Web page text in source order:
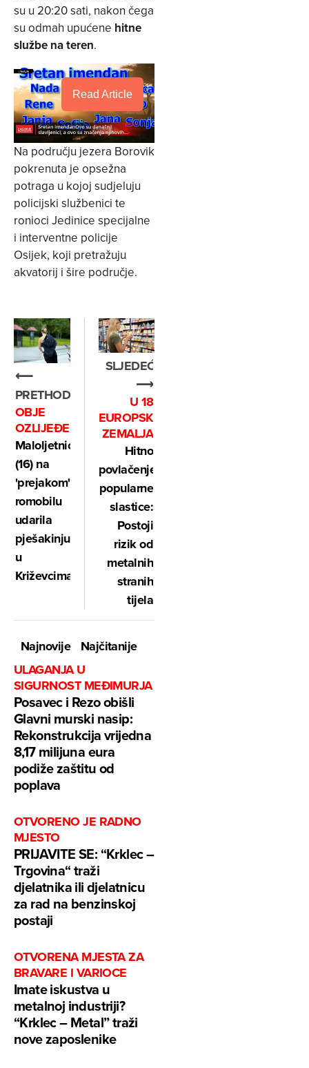
su u 20:20 sati, nakon čega
su odmah upućene hitne
službe na teren.
Read Article
Na području jezera Borovik
pokrenuta je opsežna
potraga u kojoj sudjeluju
policijski službenici te
ronioci Jedinice specijalne
i interventne policije
Osijek, koji pretražuju
akvatorij i šire područje.
⟵
PRETHODNO
OBJE
OZLIJEĐENE
Maloljetnica
(16) na
'prejakom'
romobilu
udarila
pješakinju
u
Križevcima
SLJEDEĆE
⟶
U 18
EUROPSKIH
ZEMALJA
Hitno
povlačenje
popularne
slastice:
Postoji
rizik od
metalnih
stranih
tijela
Najnovije
Najčitanije
ULAGANJA U
SIGURNOST MEĐIMURJA
Posavec i Rezo obišli
Glavni murski nasip:
Rekonstrukcija vrijedna
8,17 milijuna eura
podiže zaštitu od
poplava
OTVORENO JE RADNO
MJESTO
PRIJAVITE SE: “Krklec –
Trgovina“ traži
djelatnika ili djelatnicu
za rad na benzinskoj
postaji
OTVORENA MJESTA ZA
BRAVARE I VARIOCE
Imate iskustva u
metalnoj industriji?
“Krklec – Metal” traži
nove zaposlenike